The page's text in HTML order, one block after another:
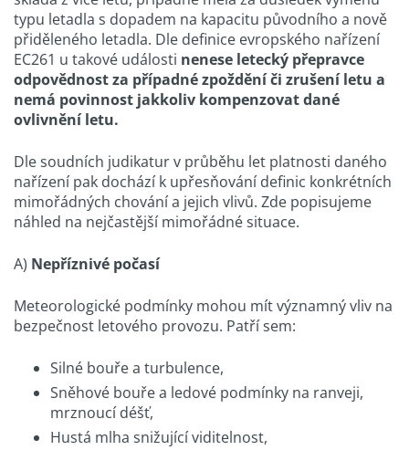
typu letadla s dopadem na kapacitu původního a nově
přiděleného letadla. Dle definice evropského nařízení
EC261 u takové události nenese letecký přepravce
odpovědnost za případné zpoždění či zrušení letu a
nemá povinnost jakkoliv kompenzovat dané
ovlivnění letu.
Dle soudních judikatur v průběhu let platnosti daného
nařízení pak dochází k upřesňování definic konkrétních
mimořádných chování a jejich vlivů. Zde popisujeme
náhled na nejčastější mimořádné situace.
A) Nepříznivé počasí
Meteorologické podmínky mohou mít významný vliv na
bezpečnost letového provozu. Patří sem:
Silné bouře a turbulence,
Sněhové bouře a ledové podmínky na ranveji,
mrznoucí déšť,
Hustá mlha snižující viditelnost,